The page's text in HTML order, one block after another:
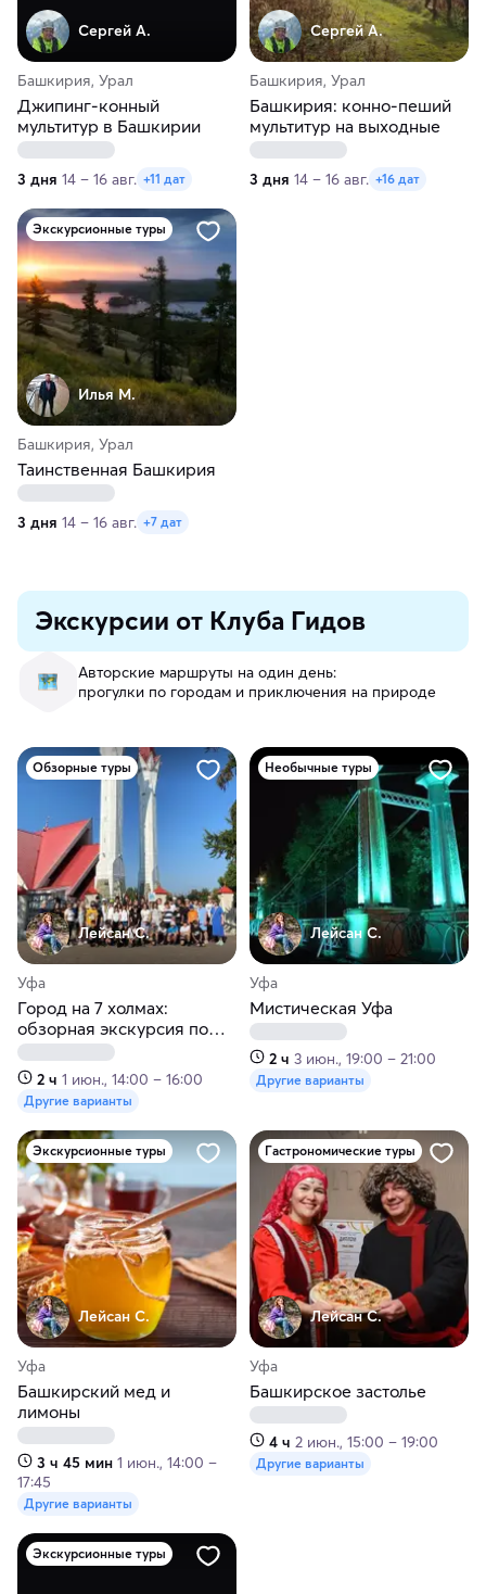
Сергей А.
Башкирия, Урал
Джипинг-конный
мультитур в Башкирии
3 дня 14 – 16 авг. +11 дат
Сергей А.
Башкирия, Урал
Башкирия: конно-пеший
мультитур на выходные
3 дня 14 – 16 авг. +16 дат
Экскурсионные туры
Илья М.
Башкирия, Урал
Таинственная Башкирия
3 дня 14 – 16 авг. +7 дат
Экскурсии от Клуба Гидов
Авторские маршруты на один день:
прогулки по городам и приключения на природе
Обзорные туры
Лейсан С.
Уфа
Город на 7 холмах:
обзорная экскурсия по
Уфе
2 ч 1 июн., 14:00 – 16:00
Другие варианты
Необычные туры
Лейсан С.
Уфа
Мистическая Уфа
2 ч 3 июн., 19:00 – 21:00
Другие варианты
Экскурсионные туры
Лейсан С.
Уфа
Башкирский мед и
лимоны
3 ч 45 мин 1 июн., 14:00 –
17:45
Другие варианты
Гастрономические туры
Лейсан С.
Уфа
Башкирское застолье
4 ч 2 июн., 15:00 – 19:00
Другие варианты
Экскурсионные туры